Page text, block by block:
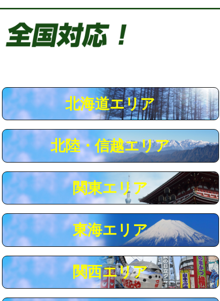
給水管工事※（塩ビ管（VP・HI）使
用/3ｍまで)
給水管工事※（ライニング鋼管・銅
管・ポリ管・HT管使用/3ｍまで)
44,000円
給水管工事※（ライニング鋼管・銅
+8,800円
マス交換（土の掘削・埋め戻し作業） 11,000円~
マス交換（深さ50㎝以上） 66,000円
コンクリート斫り（厚さ10㎝まで） 27,500円
コンクリート斫り（厚さ10㎝超え） 38,500円
モルタル補修（厚さ10㎝まで） 27,500円
モルタル補修（厚さ10㎝超え） 38,500円
追加人工 16,500円
北海道エリア
北陸・信越エリア
関東エリア
東海エリア
関西エリア